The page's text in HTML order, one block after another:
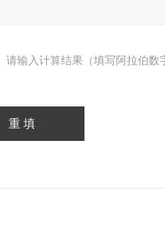
请输入计算结果（填写阿拉伯数